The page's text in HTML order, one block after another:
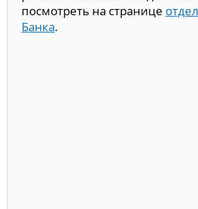
посмотреть на странице
Банка.